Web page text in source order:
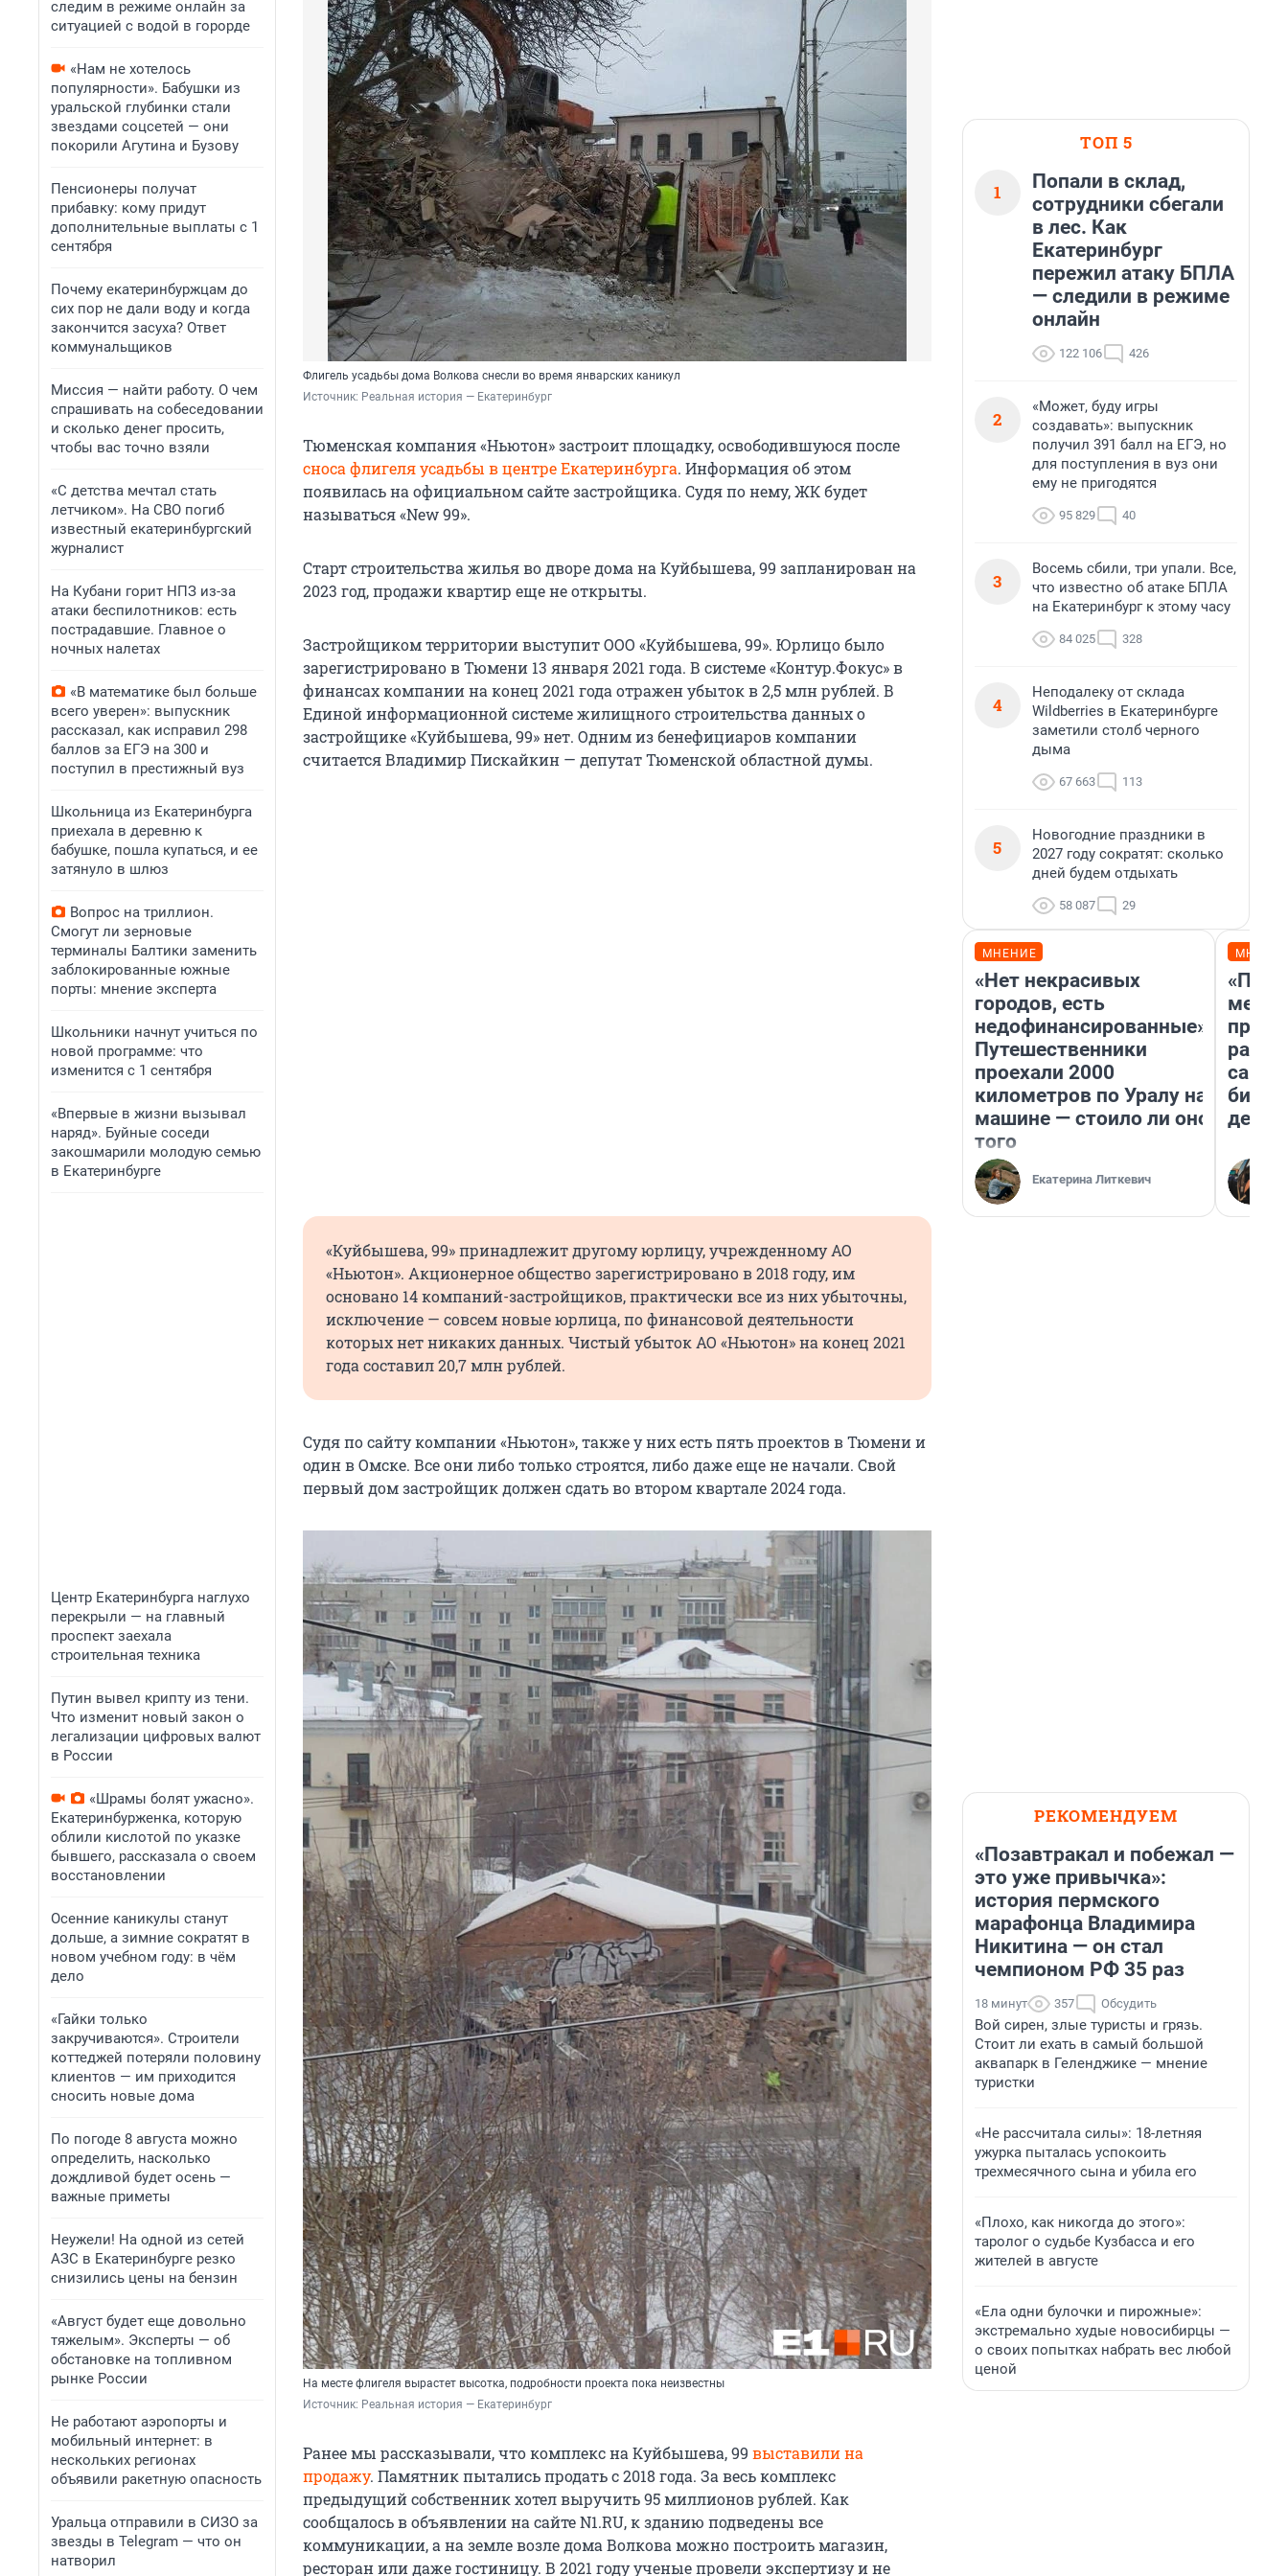
следим в режиме онлайн за
ситуацией с водой в горорде
«Нам не хотелось
популярности». Бабушки из
уральской глубинки стали
звездами соцсетей — они
покорили Агутина и Бузову
Пенсионеры получат
прибавку: кому придут
дополнительные выплаты с 1
сентября
Почему екатеринбуржцам до
сих пор не дали воду и когда
закончится засуха? Ответ
коммунальщиков
Миссия — найти работу. О чем
спрашивать на собеседовании
и сколько денег просить,
чтобы вас точно взяли
«С детства мечтал стать
летчиком». На СВО погиб
известный екатеринбургский
журналист
На Кубани горит НПЗ из-за
атаки беспилотников: есть
пострадавшие. Главное о
ночных налетах
«В математике был больше
всего уверен»: выпускник
рассказал, как исправил 298
баллов за ЕГЭ на 300 и
поступил в престижный вуз
Школьница из Екатеринбурга
приехала в деревню к
бабушке, пошла купаться, и ее
затянуло в шлюз
Вопрос на триллион.
Смогут ли зерновые
терминалы Балтики заменить
заблокированные южные
порты: мнение эксперта
Школьники начнут учиться по
новой программе: что
изменится с 1 сентября
«Впервые в жизни вызывал
наряд». Буйные соседи
закошмарили молодую семью
в Екатеринбурге
Центр Екатеринбурга наглухо
перекрыли — на главный
проспект заехала
строительная техника
Путин вывел крипту из тени.
Что изменит новый закон о
легализации цифровых валют
в России
«Шрамы болят ужасно».
Екатеринбурженка, которую
облили кислотой по указке
бывшего, рассказала о своем
восстановлении
Осенние каникулы станут
дольше, а зимние сократят в
новом учебном году: в чём
дело
«Гайки только
закручиваются». Строители
коттеджей потеряли половину
клиентов — им приходится
сносить новые дома
По погоде 8 августа можно
определить, насколько
дождливой будет осень —
важные приметы
Неужели! На одной из сетей
АЗС в Екатеринбурге резко
снизились цены на бензин
«Август будет еще довольно
тяжелым». Эксперты — об
обстановке на топливном
рынке России
Не работают аэропорты и
мобильный интернет: в
нескольких регионах
объявили ракетную опасность
Уральца отправили в СИЗО за
звезды в Telegram — что он
натворил
Флигель усадьбы дома Волкова снесли во время январских каникул
Источник: Реальная история — Екатеринбург
Тюменская компания «Ньютон» застроит площадку, освободившуюся после
сноса флигеля усадьбы в центре Екатеринбурга. Информация об этом
появилась на официальном сайте застройщика. Судя по нему, ЖК будет
называться «New 99».
Старт строительства жилья во дворе дома на Куйбышева, 99 запланирован на
2023 год, продажи квартир еще не открыты.
Застройщиком территории выступит ООО «Куйбышева, 99». Юрлицо было
зарегистрировано в Тюмени 13 января 2021 года. В системе «Контур.Фокус» в
финансах компании на конец 2021 года отражен убыток в 2,5 млн рублей. В
Единой информационной системе жилищного строительства данных о
застройщике «Куйбышева, 99» нет. Одним из бенефициаров компании
считается Владимир Пискайкин — депутат Тюменской областной думы.
«Куйбышева, 99» принадлежит другому юрлицу, учрежденному АО
«Ньютон». Акционерное общество зарегистрировано в 2018 году, им
основано 14 компаний-застройщиков, практически все из них убыточны,
исключение — совсем новые юрлица, по финансовой деятельности
которых нет никаких данных. Чистый убыток АО «Ньютон» на конец 2021
года составил 20,7 млн рублей.
Судя по сайту компании «Ньютон», также у них есть пять проектов в Тюмени и
один в Омске. Все они либо только строятся, либо даже еще не начали. Свой
первый дом застройщик должен сдать во втором квартале 2024 года.
На месте флигеля вырастет высотка, подробности проекта пока неизвестны
Источник: Реальная история — Екатеринбург
Ранее мы рассказывали, что комплекс на Куйбышева, 99 выставили на
продажу. Памятник пытались продать с 2018 года. За весь комплекс
предыдущий собственник хотел выручить 95 миллионов рублей. Как
сообщалось в объявлении на сайте N1.RU, к зданию подведены все
коммуникации, а на земле возле дома Волкова можно построить магазин,
ресторан или даже гостиницу. В 2021 году ученые провели экспертизу и не
ТОП 5
1
Попали в склад,
сотрудники сбегали
в лес. Как
Екатеринбург
пережил атаку БПЛА
— следили в режиме
онлайн
122 106 426
2
«Может, буду игры
создавать»: выпускник
получил 391 балл на ЕГЭ, но
для поступления в вуз они
ему не пригодятся
95 829 40
3
Восемь сбили, три упали. Все,
что известно об атаке БПЛА
на Екатеринбург к этому часу
84 025 328
4
Неподалеку от склада
Wildberries в Екатеринбурге
заметили столб черного
дыма
67 663 113
5
Новогодние праздники в
2027 году сократят: сколько
дней будем отдыхать
58 087 29
МНЕНИЕ
«Нет некрасивых
городов, есть
недофинансированные».
Путешественники
проехали 2000
километров по Уралу на
машине — стоило ли оно
того
Екатерина Литкевич
РЕКОМЕНДУЕМ
«Позавтракал и побежал —
это уже привычка»:
история пермского
марафонца Владимира
Никитина — он стал
чемпионом РФ 35 раз
18 минут 357 Обсудить
Вой сирен, злые туристы и грязь.
Стоит ли ехать в самый большой
аквапарк в Геленджике — мнение
туристки
«Не рассчитала силы»: 18-летняя
ужурка пыталась успокоить
трехмесячного сына и убила его
«Плохо, как никогда до этого»:
таролог о судьбе Кузбасса и его
жителей в августе
«Ела одни булочки и пирожные»:
экстремально худые новосибирцы —
о своих попытках набрать вес любой
ценой